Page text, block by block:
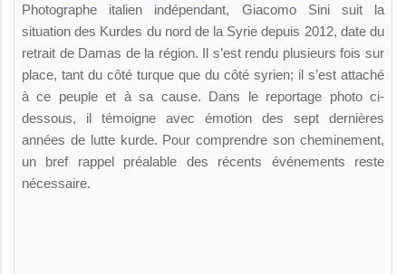
Photographe italien indépendant, Giacomo Sini suit la
situation des Kurdes du nord de la Syrie depuis 2012, date du
retrait de Damas de la région. Il s’est rendu plusieurs fois sur
place, tant du côté turque que du côté syrien; il s’est attaché
à ce peuple et à sa cause. Dans le reportage photo ci-
dessous, il témoigne avec émotion des sept dernières
années de lutte kurde. Pour comprendre son cheminement,
un bref rappel préalable des récents événements reste
nécessaire.